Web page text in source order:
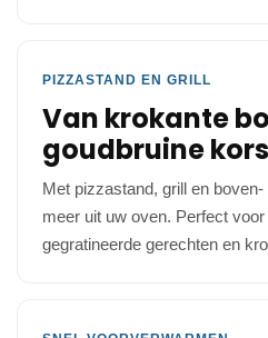
PIZZASTAND EN GRILL
Van krokante
goudbruine
Met pizzastand, grill en
meer uit uw oven. Perfect
gegratineerde gerechten en